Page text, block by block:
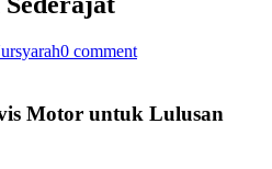
0 comment
Motor untuk Lulusan